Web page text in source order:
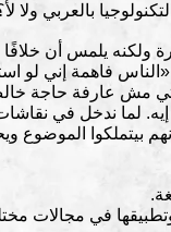
بالعربي ولا
ولكنه يلمس أن خلافًا
«الناس فاهمة إني
مش عارفة حاجة
إيه. لما ندخل في
بيتملكوا
وتطبيقها في مجالات